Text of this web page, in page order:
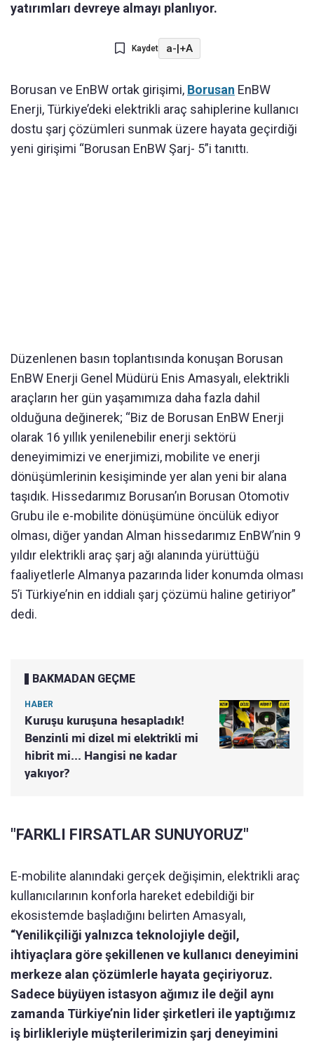
yatırımları devreye almayı planlıyor.
Kaydet a-|+A
Borusan ve EnBW ortak girişimi, Borusan EnBW
Enerji, Türkiye’deki elektrikli araç sahiplerine kullanıcı
dostu şarj çözümleri sunmak üzere hayata geçirdiği
yeni girişimi “Borusan EnBW Şarj- 5”i tanıttı.
Düzenlenen basın toplantısında konuşan Borusan
EnBW Enerji Genel Müdürü Enis Amasyalı, elektrikli
araçların her gün yaşamımıza daha fazla dahil
olduğuna değinerek; “Biz de Borusan EnBW Enerji
olarak 16 yıllık yenilenebilir enerji sektörü
deneyimimizi ve enerjimizi, mobilite ve enerji
dönüşümlerinin kesişiminde yer alan yeni bir alana
taşıdık. Hissedarımız Borusan’ın Borusan Otomotiv
Grubu ile e-mobilite dönüşümüne öncülük ediyor
olması, diğer yandan Alman hissedarımız EnBW’nin 9
yıldır elektrikli araç şarj ağı alanında yürüttüğü
faaliyetlerle Almanya pazarında lider konumda olması
5’i Türkiye’nin en iddialı şarj çözümü haline getiriyor”
dedi.
BAKMADAN GEÇME
HABER
Kuruşu kuruşuna hesapladık!
Benzinli mi dizel mi elektrikli mi
hibrit mi... Hangisi ne kadar
yakıyor?
"FARKLI FIRSATLAR SUNUYORUZ"
E-mobilite alanındaki gerçek değişimin, elektrikli araç
kullanıcılarının konforla hareket edebildiği bir
ekosistemde başladığını belirten Amasyalı,
“Yenilikçiliği yalnızca teknolojiyle değil,
ihtiyaçlara göre şekillenen ve kullanıcı deneyimini
merkeze alan çözümlerle hayata geçiriyoruz.
Sadece büyüyen istasyon ağımız ile değil aynı
zamanda Türkiye’nin lider şirketleri ile yaptığımız
iş birlikleriyle müşterilerimizin şarj deneyimini